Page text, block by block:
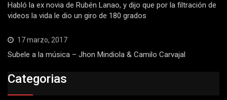
Habló la ex novia de Rubén Lanao, y dijo que por la filtración de
videos la vida le dio un giro de 180 grados
17 marzo, 2017
Subele a la música – Jhon Mindiola & Camilo Carvajal
Categorias